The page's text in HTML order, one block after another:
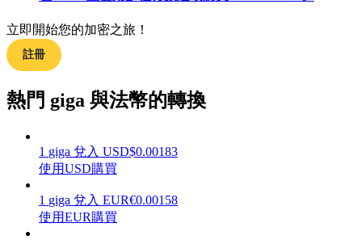
理財
立即開始您的加密之旅！
註冊
熱門 giga 與法幣的轉換
1 giga 兌入 USD$0.00183
使用USD購買
1 giga 兌入 EUR€0.00158
使用EUR購買